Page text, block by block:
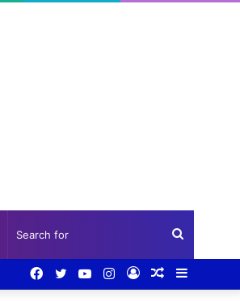
for
Sidebar
Random
Log
Instagram
YouTube
Twitter
Facebook